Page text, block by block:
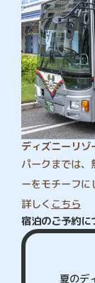
ディズニーリゾ
パークまでは、
ーをモチーフに
詳しく こちら
宿泊のご予約に
夏のデ